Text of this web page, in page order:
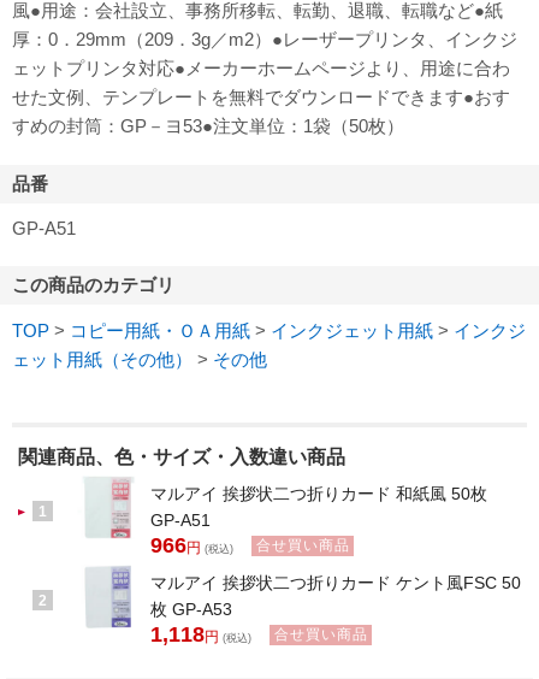
風●用途：会社設立、事務所移転、転勤、退職、転職など●紙
厚：0．29mm（209．3g／m2）●レーザープリンタ、インクジ
ェットプリンタ対応●メーカーホームページより、用途に合わ
せた文例、テンプレートを無料でダウンロードできます●おす
すめの封筒：GP－ヨ53●注文単位：1袋（50枚）
品番
GP-A51
この商品のカテゴリ
TOP > コピー用紙・ＯＡ用紙 > インクジェット用紙 > インクジ
ェット用紙（その他）
> その他
関連商品、色・サイズ・入数違い商品
1
マルアイ 挨拶状二つ折りカード 和紙風 50枚
GP-A51
966円 (税込) 合せ買い商品
2
マルアイ 挨拶状二つ折りカード ケント風FSC 50
枚 GP-A53
1,118円 (税込) 合せ買い商品